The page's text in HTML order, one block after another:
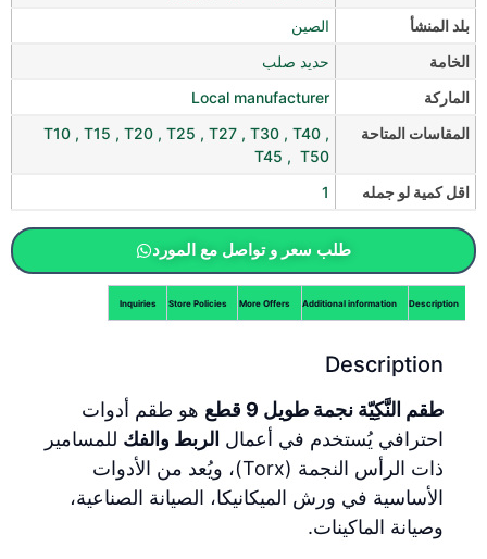
طلب سعر و تواصل مع المورد
بلد المنشأ
الصين
الخامة
حديد صلب
الماركة
Local manufacturer
المقاسات المتاحة
T10 , T15 , T20 , T25 , T27 , T30 , T40 ,
T45 , T50
اقل كمية لو جمله
1
Description
Additional information
More Offers
Store Policies
Inquiries
Description
طقم النَّكِيّة نجمة طويل 9 قطع
هو طقم أدوات
احترافي يُستخدم في أعمال الربط والفك للمسامير
ذات الرأس النجمة (Torx)، ويُعد من الأدوات
الأساسية في ورش الميكانيكا، الصيانة الصناعية،
وصيانة الماكينات.